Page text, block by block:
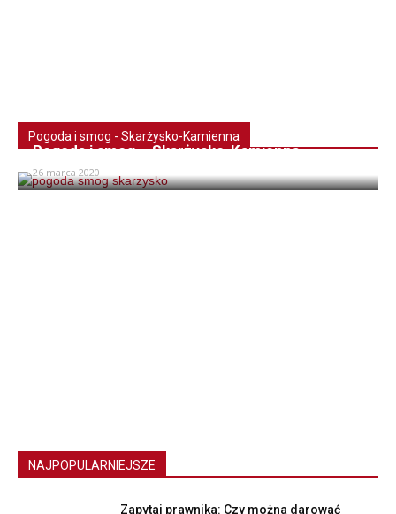
Pogoda i smog - Skarżysko-Kamienna
Pogoda i smog – Skarżysko-Kamienna
26 marca 2020
NAJPOPULARNIEJSZE
Zapytaj prawnika: Czy można darować